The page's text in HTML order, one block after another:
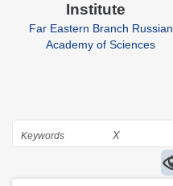
Institute
Far Eastern Branch Russian
Academy of Sciences
Search
X